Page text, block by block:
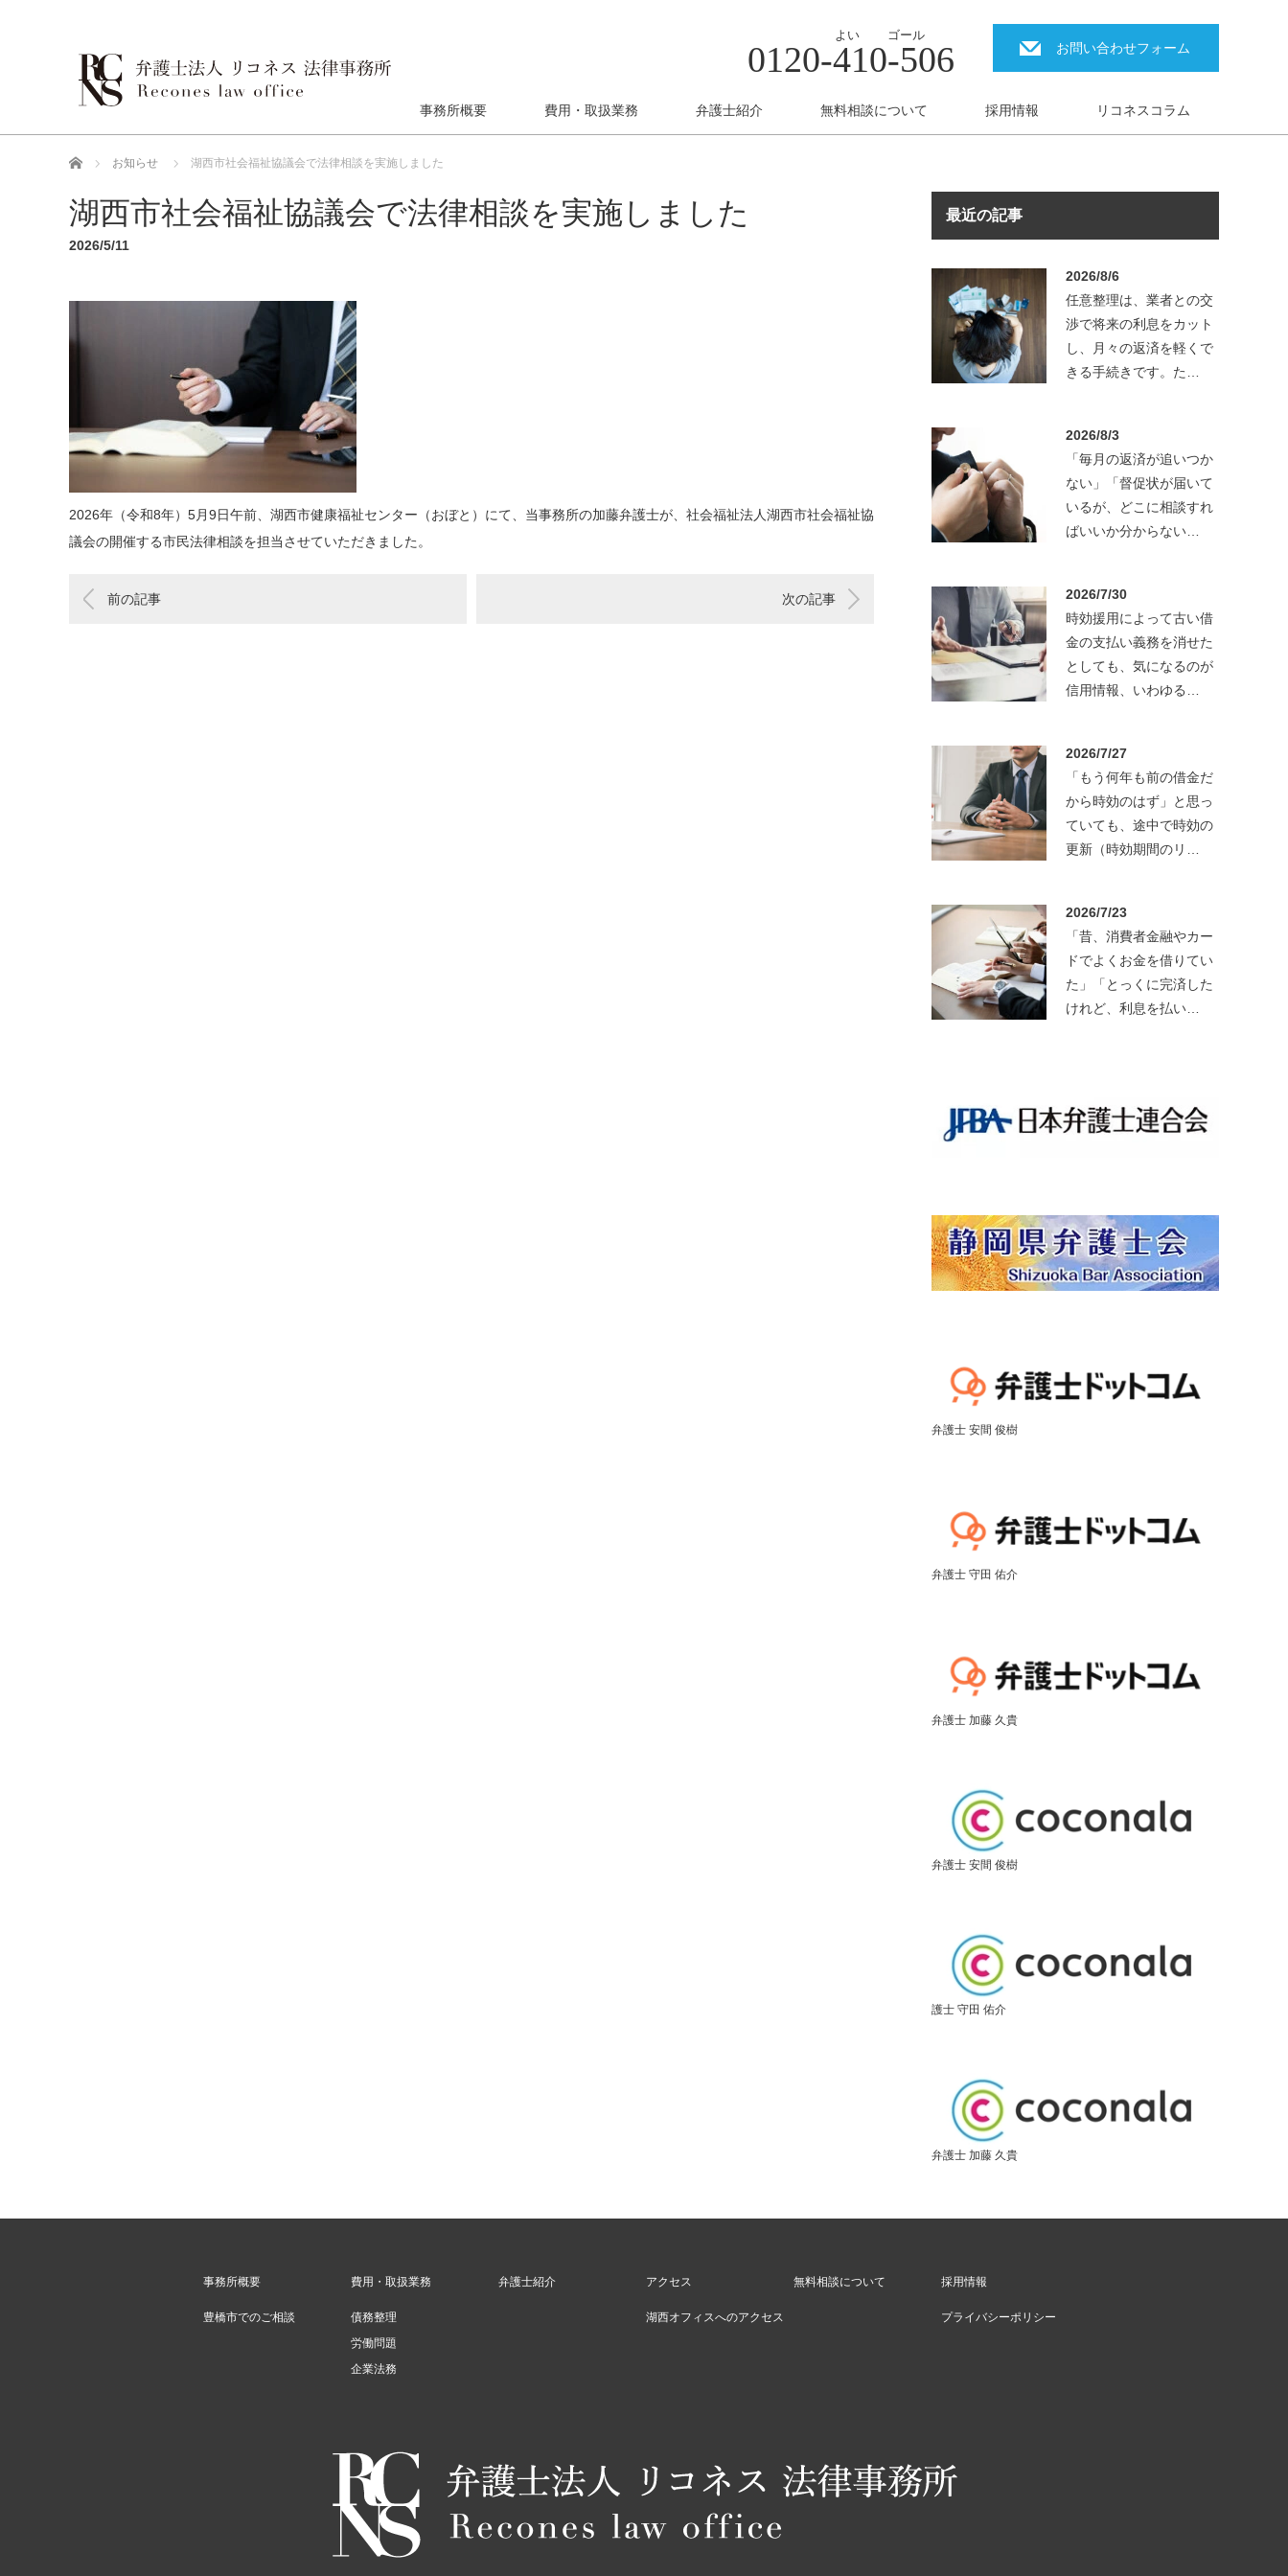
よい ゴール
0120-410-506 お問い合わせフォーム
事務所概要 費用・取扱業務 弁護士紹介 無料相談について 採用情報 リコネスコラム
ホーム お知らせ 湖西市社会福祉協議会で法律相談を実施しました
湖西市社会福祉協議会で法律相談を実施しました
2026/5/11
2026年（令和8年）5月9日午前、湖西市健康福祉センター（おぼと）にて、当事務所の加藤弁護士が、社会福祉法人湖西市社会福祉協
議会の開催する市民法律相談を担当させていただきました。
前の記事 次の記事
最近の記事
2026/8/6
任意整理は、業者との交
渉で将来の利息をカット
し、月々の返済を軽くで
きる手続きです。た…
2026/8/3
「毎月の返済が追いつか
ない」「督促状が届いて
いるが、どこに相談すれ
ばいいか分からない…
2026/7/30
時効援用によって古い借
金の支払い義務を消せた
としても、気になるのが
信用情報、いわゆる…
2026/7/27
「もう何年も前の借金だ
から時効のはず」と思っ
ていても、途中で時効の
更新（時効期間のリ…
2026/7/23
「昔、消費者金融やカー
ドでよくお金を借りてい
た」「とっくに完済した
けれど、利息を払い…
弁護士 安間 俊樹
弁護士 守田 佑介
弁護士 加藤 久貴
弁護士 安間 俊樹
護士 守田 佑介
弁護士 加藤 久貴
事務所概要
豊橋市でのご相談
費用・取扱業務
債務整理
労働問題
企業法務
弁護士紹介 アクセス
湖西オフィスへのアクセス
無料相談について 採用情報
プライバシーポリシー